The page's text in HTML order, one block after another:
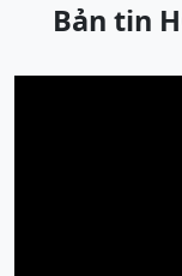
Bản tin